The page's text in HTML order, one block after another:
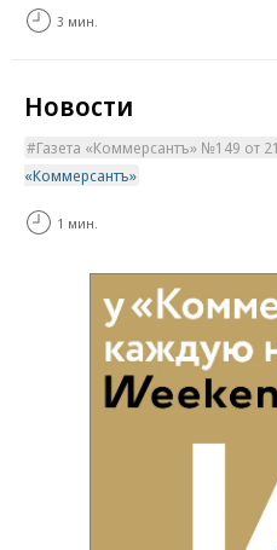
3 мин.
Новости
Газета «Коммерсантъ» №149 от
«Коммерсантъ»
1 мин.